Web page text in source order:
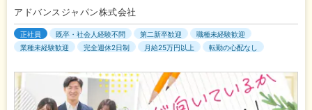
アドバンスジャパン株式会社
正社員 既卒・社会人経験不問 第二新卒歓迎
職種未経験歓迎
業種未経験歓迎
完全週休2日制 月給25万円以上 転勤の心配なし